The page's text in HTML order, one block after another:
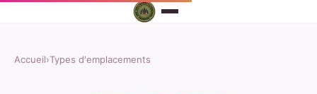
Accueil›Types d'emplacements